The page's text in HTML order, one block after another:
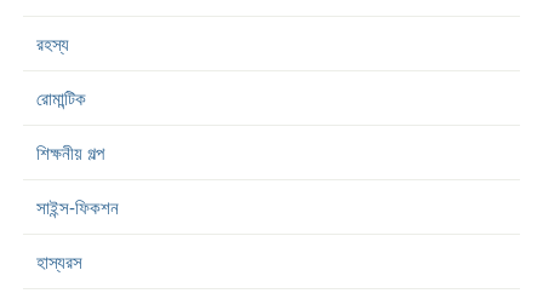
রহস্য
রোমান্টিক
শিক্ষনীয় গল্প
সাইন্স-ফিকশন
হাস্যরস